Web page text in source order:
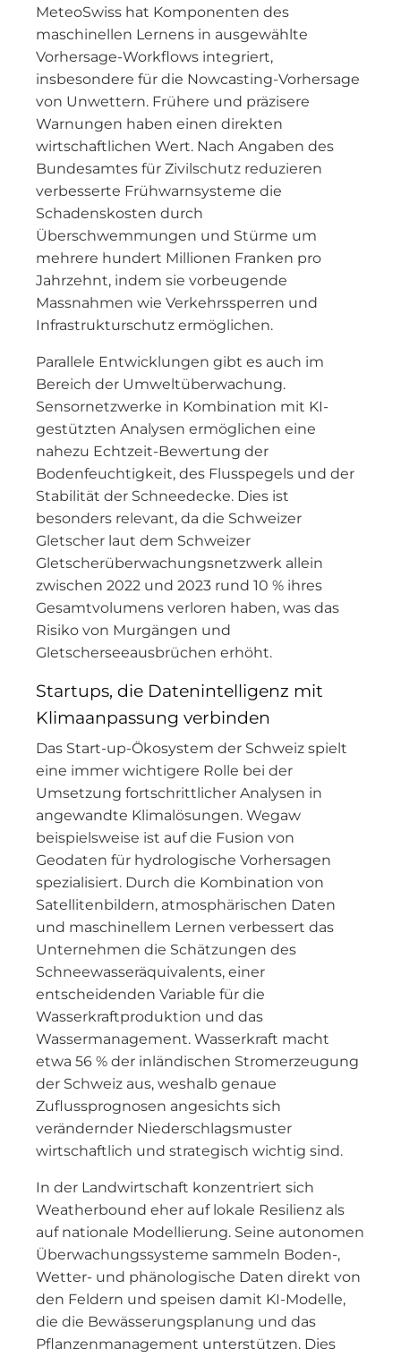
MeteoSwiss hat Komponenten des
maschinellen Lernens in ausgewählte
Vorhersage-Workflows integriert,
insbesondere für die Nowcasting-Vorhersage
von Unwettern. Frühere und präzisere
Warnungen haben einen direkten
wirtschaftlichen Wert. Nach Angaben des
Bundesamtes für Zivilschutz reduzieren
verbesserte Frühwarnsysteme die
Schadenskosten durch
Überschwemmungen und Stürme um
mehrere hundert Millionen Franken pro
Jahrzehnt, indem sie vorbeugende
Massnahmen wie Verkehrssperren und
Infrastrukturschutz ermöglichen.
Parallele Entwicklungen gibt es auch im
Bereich der Umweltüberwachung.
Sensornetzwerke in Kombination mit KI-
gestützten Analysen ermöglichen eine
nahezu Echtzeit-Bewertung der
Bodenfeuchtigkeit, des Flusspegels und der
Stabilität der Schneedecke. Dies ist
besonders relevant, da die Schweizer
Gletscher laut dem Schweizer
Gletscherüberwachungsnetzwerk allein
zwischen 2022 und 2023 rund 10 % ihres
Gesamtvolumens verloren haben, was das
Risiko von Murgängen und
Gletscherseeausbrüchen erhöht.
Startups, die Datenintelligenz mit
Klimaanpassung verbinden
Das Start-up-Ökosystem der Schweiz spielt
eine immer wichtigere Rolle bei der
Umsetzung fortschrittlicher Analysen in
angewandte Klimalösungen. Wegaw
beispielsweise ist auf die Fusion von
Geodaten für hydrologische Vorhersagen
spezialisiert. Durch die Kombination von
Satellitenbildern, atmosphärischen Daten
und maschinellem Lernen verbessert das
Unternehmen die Schätzungen des
Schneewasseräquivalents, einer
entscheidenden Variable für die
Wasserkraftproduktion und das
Wassermanagement. Wasserkraft macht
etwa 56 % der inländischen Stromerzeugung
der Schweiz aus, weshalb genaue
Zuflussprognosen angesichts sich
verändernder Niederschlagsmuster
wirtschaftlich und strategisch wichtig sind.
In der Landwirtschaft konzentriert sich
Weatherbound eher auf lokale Resilienz als
auf nationale Modellierung. Seine autonomen
Überwachungssysteme sammeln Boden-,
Wetter- und phänologische Daten direkt von
den Feldern und speisen damit KI-Modelle,
die die Bewässerungsplanung und das
Pflanzenmanagement unterstützen. Dies